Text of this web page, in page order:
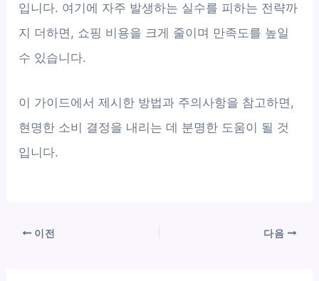
입니다. 여기에 자주 발생하는 실수를 피하는 전략까
지 더하면, 쇼핑 비용을 크게 줄이며 만족도를 높일
수 있습니다.
이 가이드에서 제시한 방법과 주의사항을 참고하면,
현명한 소비 결정을 내리는 데 분명한 도움이 될 것
입니다.
이전 다음